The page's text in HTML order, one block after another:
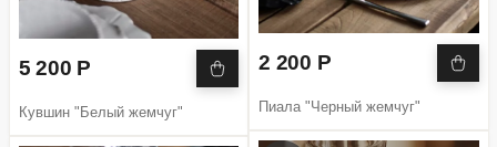
5 200 Р
Кувшин "Белый жемчуг"
2 200 Р
Пиала "Черный жемчуг"